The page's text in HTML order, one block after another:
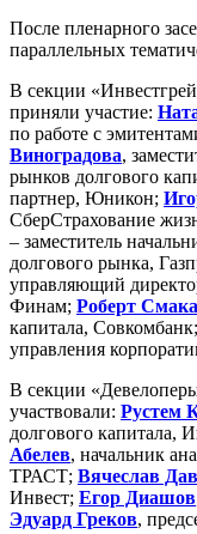
После пленарного
параллельных
В секции
приняли участие:
по работе с
Виноградова,
рынков долгового
партнер, Юникон;
СберСтрахование
– заместитель
долгового рынка,
управляющий
Финам; Роберт
капитала, Совкомбанк;
управления
В секции
участвовали: Рустем
долгового капитала,
Абелев, начальник
ТРАСТ; Вячеслав
Инвест; Егор Диашов
Эдуард Греков,